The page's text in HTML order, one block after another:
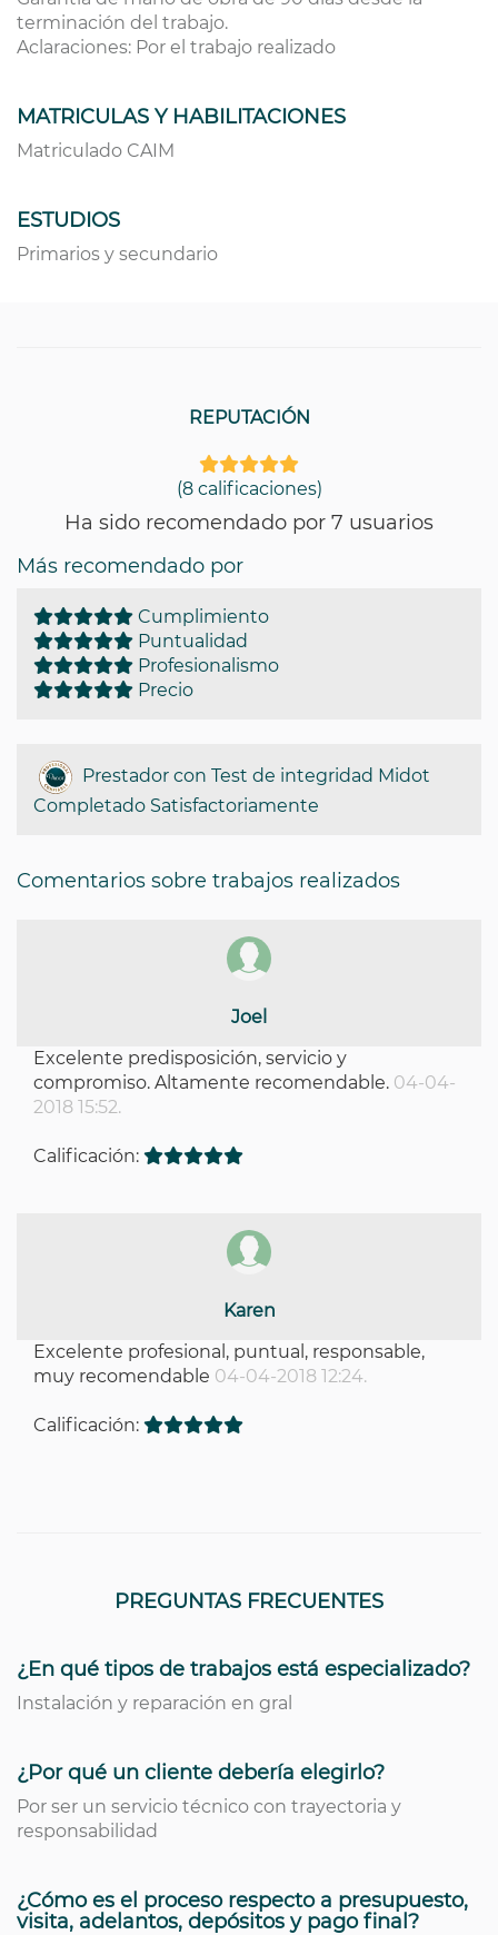
terminación del trabajo.
Aclaraciones: Por el trabajo realizado
MATRICULAS Y HABILITACIONES
Matriculado CAIM
ESTUDIOS
Primarios y secundario
REPUTACIÓN
(8 calificaciones)
Ha sido recomendado por 7 usuarios
Más recomendado por
Cumplimiento
Puntualidad
Profesionalismo
Precio
Prestador con Test de integridad Midot
Completado Satisfactoriamente
Comentarios sobre trabajos realizados
Joel
Excelente predisposición, servicio y
compromiso. Altamente recomendable. 04-04-
2018 15:52.
Calificación:
Karen
Excelente profesional, puntual, responsable,
muy recomendable 04-04-2018 12:24.
Calificación:
PREGUNTAS FRECUENTES
¿En qué tipos de trabajos está especializado?
Instalación y reparación en gral
¿Por qué un cliente debería elegirlo?
Por ser un servicio técnico con trayectoria y
responsabilidad
¿Cómo es el proceso respecto a presupuesto,
visita, adelantos, depósitos y pago final?